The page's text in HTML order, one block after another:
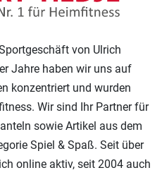
von Ulrich
Jahre haben wir uns auf
konzentriert und wurden
Wir sind Ihr Partner für
sowie Artikel aus dem
Spiel & Spaß. Seit über
online aktiv, seit 2004 auch